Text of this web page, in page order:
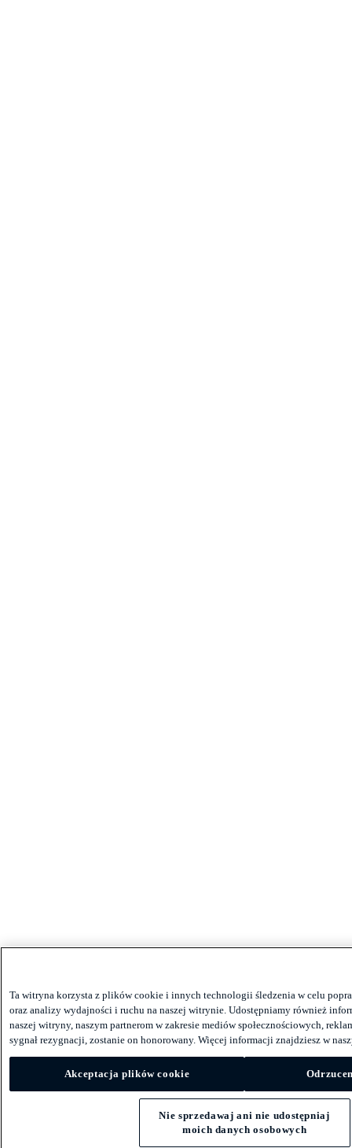
Ta witryna korzysta z plików cookie i innych technologii śledzenia w celu
oraz analizy wydajności i ruchu na naszej witrynie. Udostępniamy również
naszej witryny, naszym partnerom w zakresie mediów społecznościowych,
sygnał rezygnacji, zostanie on honorowany. Więcej informacji znajdziesz w
Akceptacja plików cookie
Nie sprzedawaj ani nie udostępniaj
moich danych osobowych